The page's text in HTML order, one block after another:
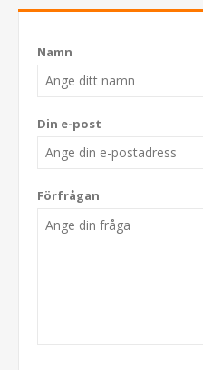
Namn
Din e-post
Förfrågan